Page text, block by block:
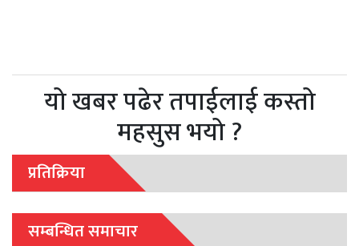
यो खबर पढेर तपाईलाई कस्तो
महसुस भयो ?
प्रतिक्रिया
सम्बन्धित समाचार